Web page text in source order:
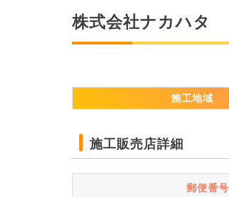
株式会社ナカハタ
施工地域
施工販売店詳細
郵便番号